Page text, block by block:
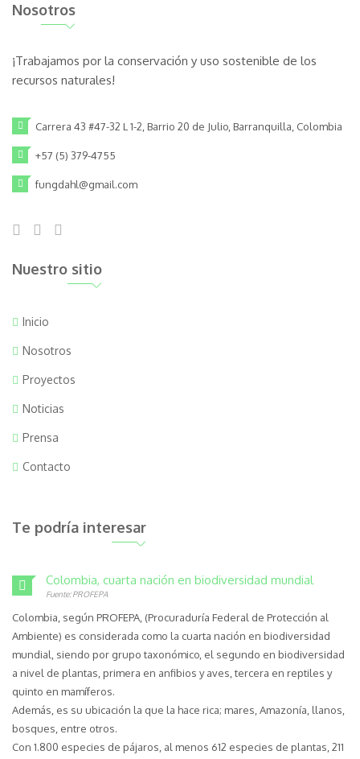
Nosotros
¡Trabajamos por la conservación y uso sostenible de los
recursos naturales!
Carrera 43 #47-32 L 1-2, Barrio 20 de Julio, Barranquilla, Colombia
+57 (5) 379-4755
fungdahl@gmail.com
Nuestro sitio
Inicio
Nosotros
Proyectos
Noticias
Prensa
Contacto
Te podría interesar
Colombia, cuarta nación en biodiversidad mundial
Fuente: PROFEPA
Colombia, según PROFEPA, (Procuraduría Federal de Protección al
Ambiente) es considerada como la cuarta nación en biodiversidad
mundial, siendo por grupo taxonómico, el segundo en biodiversidad
a nivel de plantas, primera en anfibios y aves, tercera en reptiles y
quinto en mamíferos.
Además, es su ubicación la que la hace rica; mares, Amazonía, llanos,
bosques, entre otros.
Con 1.800 especies de pájaros, al menos 612 especies de plantas, 211